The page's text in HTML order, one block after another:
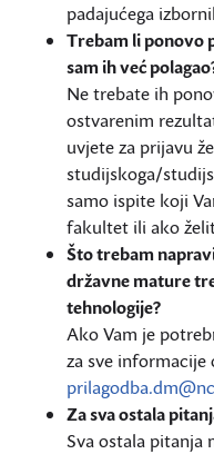
padajućega
Trebam li ponovo
sam ih već
Ne trebate ih
ostvarenim
uvjete za prijavu
studijskoga/
samo ispite koji
fakultet ili ako
Što trebam
državne mature
tehnologije?
Ako Vam je
za sve informacije
Za sva ostala
Sva ostala pitanja